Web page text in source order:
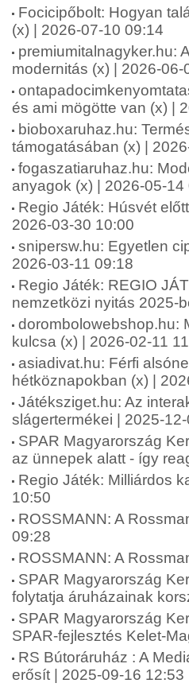
Focicipőbolt: Hogyan
(x) | 2026-07-10 09:14
premiumitalnagyker.hu:
modernitás (x) | 2026-06-
és ami mögötte van (x) |
bioboxaruhaz.hu:
támogatásában (x) |
fogaszatiaruhaz.hu:
anyagok (x) | 2026-05-14
Regio Játék: Húsvét
2026-03-30 10:00
snipersw.hu: Egyetlen
2026-03-11 09:18
Regio Játék: REGIO
nemzetközi nyitás 2025-
dorombolowebshop.hu:
kulcsa (x) | 2026-02-11
asiadivat.hu: Férfi
hétköznapokban (x) |
Játéksziget.hu: Az
slágertermékei | 2025-
SPAR Magyarország
az ünnepek alatt - így
Regio Játék: Milliárdos
10:50
ROSSMANN: A
09:28
ROSSMANN: A
SPAR Magyarország
folytatja áruházainak
SPAR Magyarország
SPAR-fejlesztés Kelet-
RS Bútoráruház : A
erősít | 2025-09-16 12:53